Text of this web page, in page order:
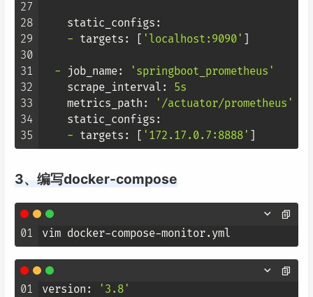
27
28
29
30
31
32
33
34
35
static_configs:
- targets: 'localhost:9090'
- job_name:
'springboot_prometheus'
scrape_interval:
5s
metrics_path:
'/actuator/prometheus'
static_configs:
- targets: '172.17.0.7:8888'
3、编写docker-compose
01
01
version:
'3.8'